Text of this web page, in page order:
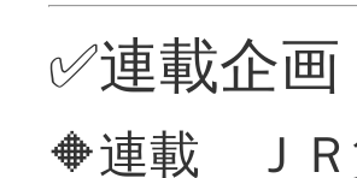
✅連載企画
🔶連載 Ｊ